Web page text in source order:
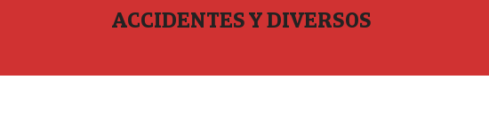
ACCIDENTES Y DIVERSOS